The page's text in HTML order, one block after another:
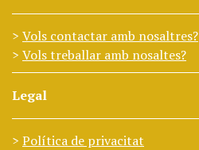
Vols contactar amb nosaltres?
Vols treballar amb nosaltes?
Legal
Política de privacitat